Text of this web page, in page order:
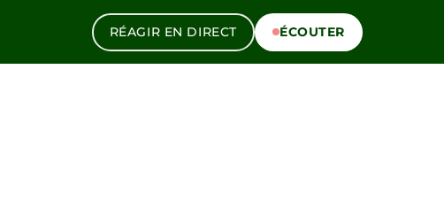
RÉAGIR EN DIRECT ÉCOUTER